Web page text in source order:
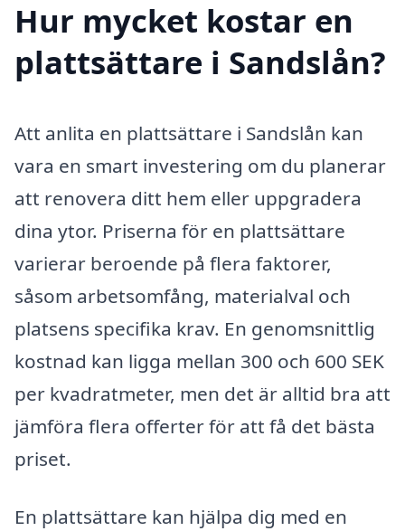
Hur mycket kostar en
plattsättare i Sandslån?
Att anlita en plattsättare i Sandslån kan
vara en smart investering om du planerar
att renovera ditt hem eller uppgradera
dina ytor. Priserna för en plattsättare
varierar beroende på flera faktorer,
såsom arbetsomfång, materialval och
platsens specifika krav. En genomsnittlig
kostnad kan ligga mellan 300 och 600 SEK
per kvadratmeter, men det är alltid bra att
jämföra flera offerter för att få det bästa
priset.
En plattsättare kan hjälpa dig med en